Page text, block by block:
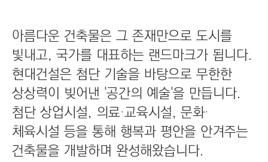
N
)
아름다운 건축물은 그 존재만으로 도시를
빛내고, 국가를 대표하는 랜드마크가 됩니다.
현대건설은 첨단 기술을 바탕으로 무한한
상상력이 빚어낸 '공간의 예술'을 만듭니다.
첨단 상업시설, 의료·교육시설, 문화·
체육시설 등을 통해 행복과 평안을 안겨주는
건축물을 개발하며 완성해왔습니다.